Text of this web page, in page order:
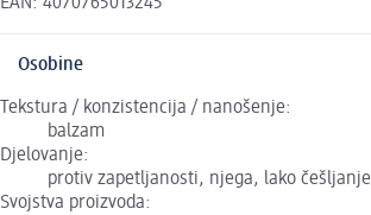
Osobine
Tekstura / konzistencija / nanošenje:
balzam
Djelovanje:
protiv zapetljanosti, njega, lako češljanje
Svojstva proizvoda: